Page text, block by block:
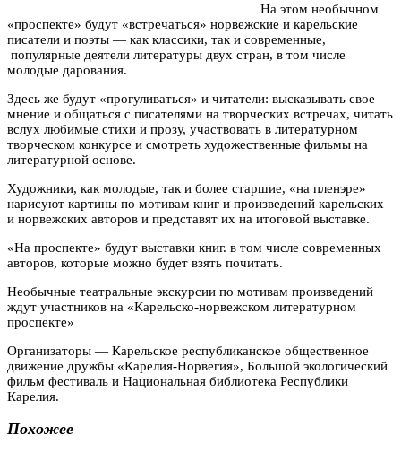
На этом необычном
«проспекте» будут «встречаться» норвежские и карельские
писатели и поэты — как классики, так и современные,
популярные деятели литературы двух стран, в том числе
молодые дарования.
Здесь же будут «прогуливаться» и читатели: высказывать свое
мнение и общаться с писателями на творческих встречах, читать
вслух любимые стихи и прозу, участвовать в литературном
творческом конкурсе и смотреть художественные фильмы на
литературной основе.
Художники, как молодые, так и более старшие, «на пленэре»
нарисуют картины по мотивам книг и произведений карельских
и норвежских авторов и представят их на итоговой выставке.
«На проспекте» будут выставки книг. в том числе современных
авторов, которые можно будет взять почитать.
Необычные театральные экскурсии по мотивам произведений
ждут участников на «Карельско-норвежском литературном
проспекте»
Организаторы — Карельское республиканское общественное
движение дружбы «Карелия-Норвегия», Большой экологический
фильм фестиваль и Национальная библиотека Республики
Карелия.
Похожее